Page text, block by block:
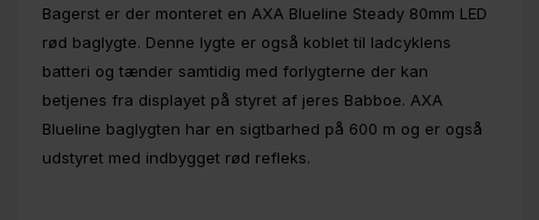
Bagerst er der monteret en AXA Blueline Steady 80mm LED
rød baglygte. Denne lygte er også koblet til ladcyklens
batteri og tænder samtidig med forlygterne der kan
betjenes fra displayet på styret af jeres Babboe. AXA
Blueline baglygten har en sigtbarhed på 600 m og er også
udstyret med indbygget rød refleks.